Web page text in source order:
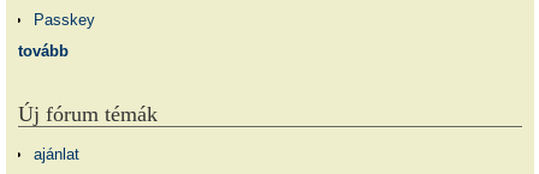
Passkey
tovább
Új fórum témák
ajánlat